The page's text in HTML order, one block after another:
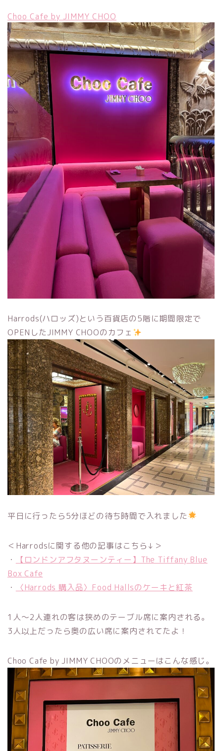
Choo Cafe by JIMMY CHOO
Harrods(ハロッズ)という百貨店の5階に期間限定で
OPENしたJIMMY CHOOのカフェ
平日に行ったら5分ほどの待ち時間で入れました
＜Harrodsに関する他の記事はこちら↓＞
・
【ロンドンアフタヌーンティー】The Tiffany Blue
Box Cafe
・
〈Harrods 購入品〉Food Hallsのケーキと紅茶
1人〜2人連れの客は狭めのテーブル席に案内される。
3人以上だったら奥の広い席に案内されてたよ！
Choo Cafe by JIMMY CHOOのメニューはこんな感じ。